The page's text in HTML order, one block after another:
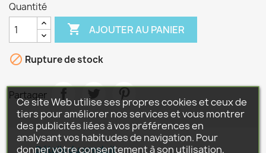
Quantité
 AJOUTER AU PANIER
 Rupture de stock
Partager
Détails du produit
Ce site Web utilise ses propres cookies et ceux de
tiers pour améliorer nos services et vous montrer
des publicités liées à vos préférences en
analysant vos habitudes de navigation. Pour
donner votre consentement à son utilisation,